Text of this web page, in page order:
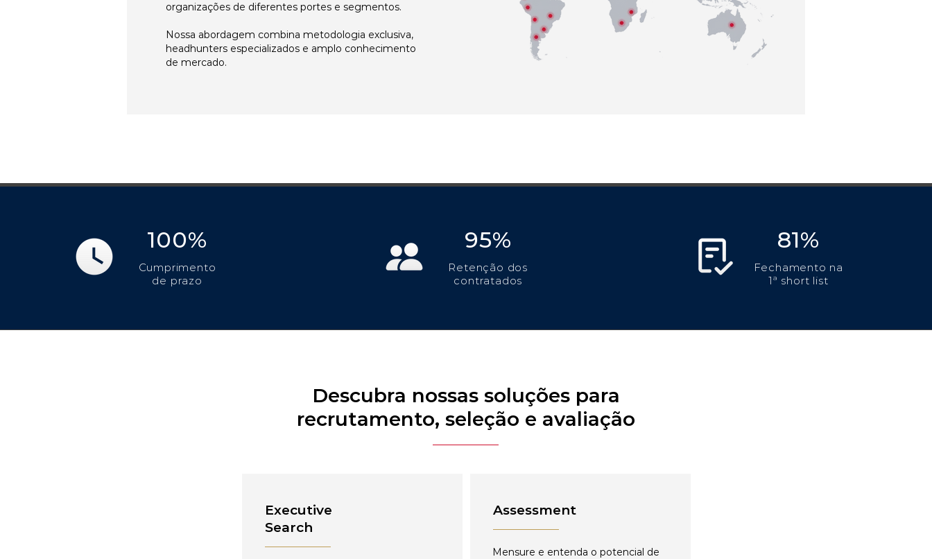
organizações de diferentes portes e segmentos.
Nossa abordagem combina metodologia exclusiva,
headhunters especializados e amplo conhecimento
de mercado.
100%
Cumprimento
de prazo
95%
Retenção dos
contratados
81%
Fechamento na
1ª short list
Descubra nossas soluções para
recrutamento, seleção e avaliação
Executive
Search
Assessment
Mensure e entenda o potencial de